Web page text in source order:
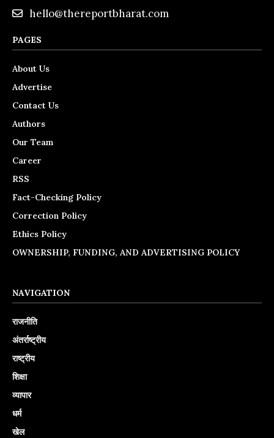
hello@thereportbharat.com
PAGES
About Us
Advertise
Contact Us
Authors
Our Team
Career
RSS
Fact-Checking Policy
Correction Policy
Ethics Policy
OWNERSHIP, FUNDING, AND ADVERTISING POLICY
NAVIGATION
राजनीति
अंतर्राष्ट्रीय
राष्ट्रीय
शिक्षा
व्यापार
धर्म
खेल